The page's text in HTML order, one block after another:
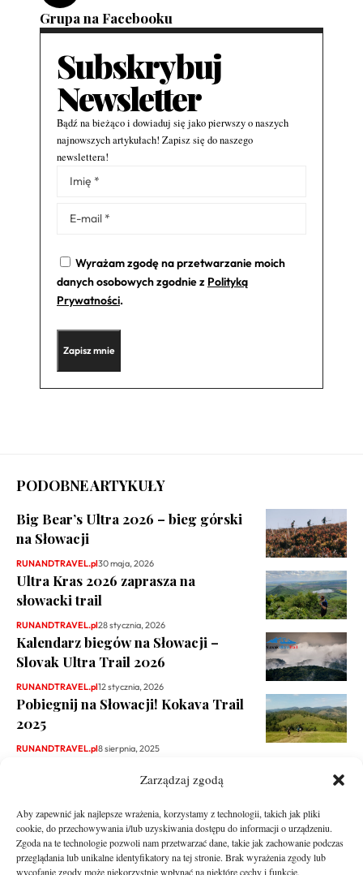
Zarządzaj zgodą
Aby zapewnić jak najlepsze wrażenia, korzystamy z technologii, takich jak pliki
cookie, do przechowywania i/lub uzyskiwania dostępu do informacji o urządzeniu.
Zgoda na te technologie pozwoli nam przetwarzać dane, takie jak zachowanie podczas
przeglądania lub unikalne identyfikatory na tej stronie. Brak wyrażenia zgody lub
wycofanie zgody może niekorzystnie wpłynąć na niektóre cechy i funkcje.
Grupa na Facebooku
Subskrybuj
Newsletter
Bądź na bieżąco i dowiaduj się jako pierwszy o naszych
najnowszych artykułach! Zapisz się do naszego
newslettera!
Wyrażam zgodę na przetwarzanie moich
danych osobowych zgodnie z Polityką
Prywatności.
Alternative:
PODOBNE ARTYKUŁY
Big Bear’s Ultra 2026 – bieg górski
na Słowacji
RUNANDTRAVEL.pl30 maja, 2026
Ultra Kras 2026 zaprasza na
słowacki trail
RUNANDTRAVEL.pl28 stycznia, 2026
Kalendarz biegów na Słowacji –
Slovak Ultra Trail 2026
RUNANDTRAVEL.pl12 stycznia, 2026
Pobiegnij na Słowacji! Kokava Trail
2025
RUNANDTRAVEL.pl8 sierpnia, 2025